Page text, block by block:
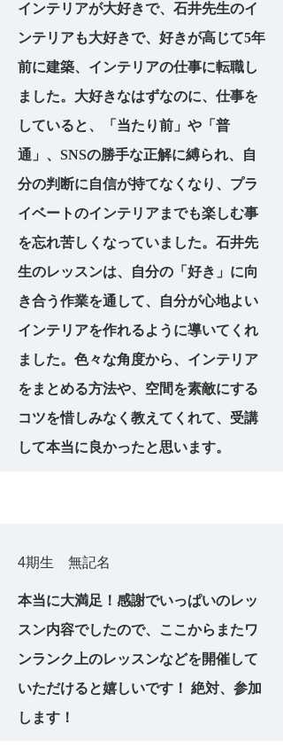
インテリアが大好きで、石井先生のイ
ンテリアも大好きで、好きが高じて5年
前に建築、インテリアの仕事に転職し
ました。大好きなはずなのに、仕事を
していると、「当たり前」や「普
通」、SNSの勝手な正解に縛られ、自
分の判断に自信が持てなくなり、プラ
イベートのインテリアまでも楽しむ事
を忘れ苦しくなっていました。石井先
生のレッスンは、自分の「好き」に向
き合う作業を通して、自分が心地よい
インテリアを作れるように導いてくれ
ました。色々な角度から、インテリア
をまとめる方法や、空間を素敵にする
コツを惜しみなく教えてくれて、受講
して本当に良かったと思います。
4期生 無記名
本当に大満足！感謝でいっぱいのレッ
スン内容でしたので、ここからまたワ
ンランク上のレッスンなどを開催して
いただけると嬉しいです！ 絶対、参加
します！